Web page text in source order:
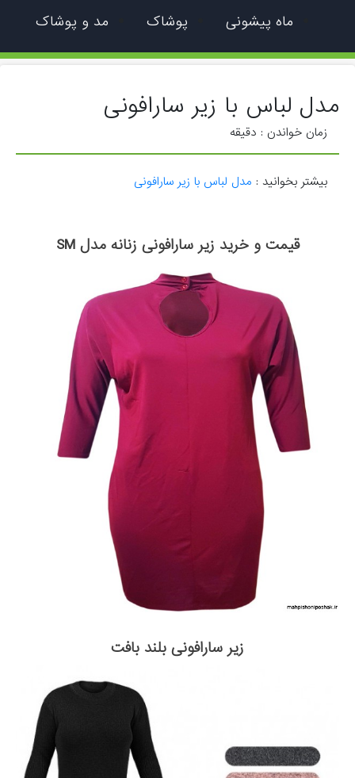
ماه پیشونی پوشاک مد و پوشاک
مدل لباس با زیر سارافونی
زمان خواندن : دقیقه
بیشتر بخوانید : مدل لباس با زیر سارافونی
قیمت و خرید زیر سارافونی زنانه مدل SM
زیر سارافونی بلند بافت